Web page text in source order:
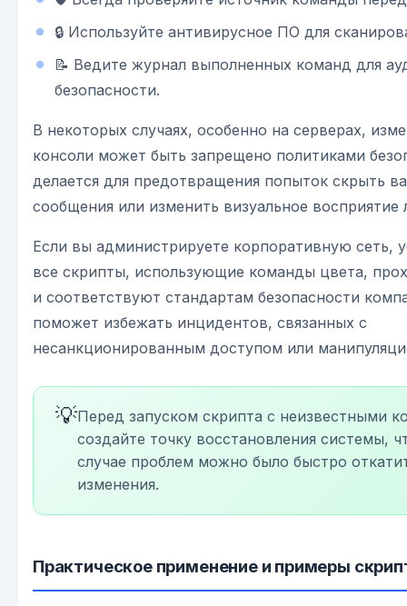
🔒 Используйте антивирусное ПО для
📝 Ведите журнал выполненных команд для
безопасности.
В некоторых случаях, особенно на серверах,
консоли может быть запрещено политиками
делается для предотвращения попыток скрыть
сообщения или изменить визуальное восприятие
Если вы администрируете корпоративную сеть,
все скрипты, использующие команды цвета,
и соответствуют стандартам безопасности
поможет избежать инцидентов, связанных с
несанкционированным доступом или
💡Перед запуском скрипта с неизвестными
создайте точку восстановления системы,
случае проблем можно было быстро
изменения.
Практическое применение и примеры